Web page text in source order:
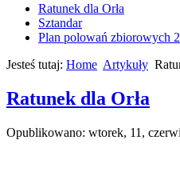
Ratunek dla Orła
Sztandar
Plan polowań zbiorowych
Jesteś tutaj: Home Artykuły
Ratunek dla Orła
Opublikowano: wtorek, 11,